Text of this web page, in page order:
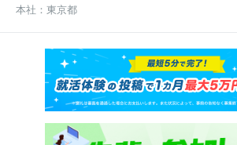
本社： 東京都